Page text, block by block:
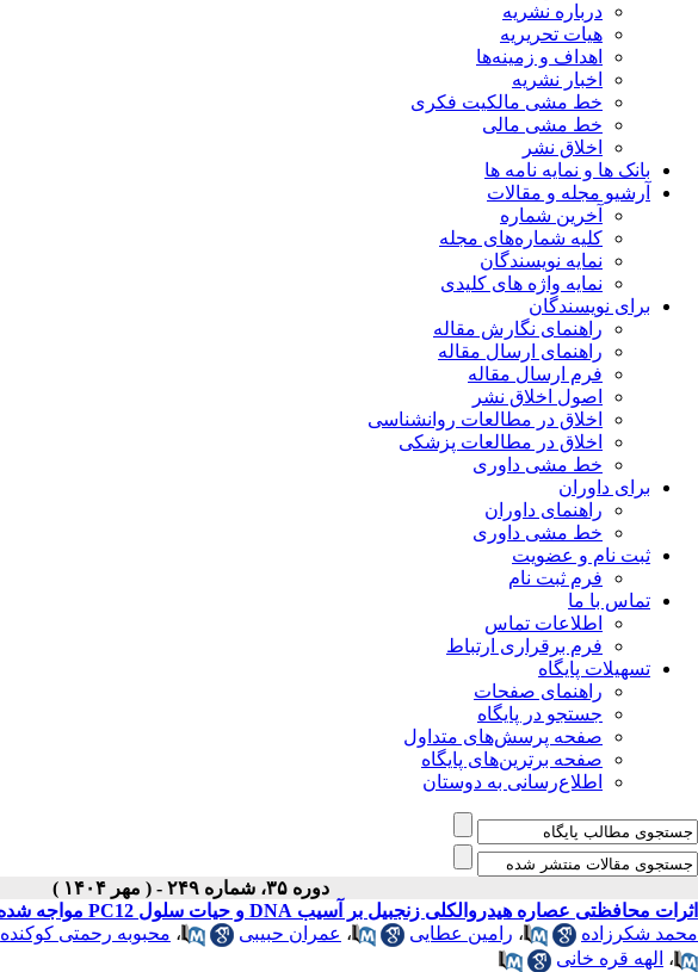
درباره نشریه
هیات تحریریه
اهداف و زمینه‌ها
اخبار نشریه
خط مشی مالکیت فکری
خط مشی مالی
اخلاق نشر
بانک ها و نمایه نامه ها
آرشیو مجله و مقالات
آخرین شماره
کلیه شماره‌های مجله
نمایه نویسندگان
نمایه واژه های کلیدی
برای نویسندگان
راهنمای نگارش مقاله
راهنمای ارسال مقاله
فرم ارسال مقاله
اصول اخلاق نشر
اخلاق در مطالعات روانشناسی
اخلاق در مطالعات پزشکی
خط مشی داوری
برای داوران
راهنمای داوران
خط مشی داوری
ثبت نام و عضویت
فرم ثبت نام
تماس با ما
اطلاعات تماس
فرم برقراری ارتباط
تسهیلات پایگاه
راهنمای صفحات
جستجو در پایگاه
صفحه پرسش‌های متداول
صفحه برترین‌های پایگاه
اطلاع‌رسانی به دوستان
دوره ۳۵، شماره ۲۴۹ - ( مهر ۱۴۰۴ )
اثرات محافظتی عصاره هیدروالکلی زنجبیل بر آسیب DNA و حیات سلول PC12 مواجه شده با سدیم دی تیونیت
محمد شکرزاده
، رامین عطایی ، عمران حبیبی ، محبوبه رحمتی کوکنده
، الهه قره خانی